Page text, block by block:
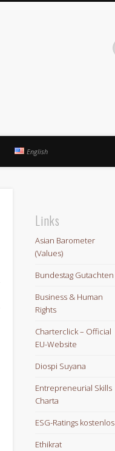
English
Links
Asian Barometer
(Values)
Bundestag Gutachten
Business & Human
Rights
Charterclick – Official
EU-Website
Diospi Suyana
Entrepreneurial Skills
Charta
ESG-Ratings kostenlos
Ethikrat